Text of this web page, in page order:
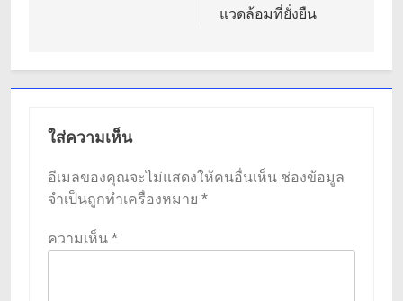
แวดล้อมที่ยั่งยืน
ใส่ความเห็น
อีเมลของคุณจะไม่แสดงให้คนอื่นเห็น ช่องข้อมูล
จำเป็นถูกทำเครื่องหมาย *
ความเห็น *